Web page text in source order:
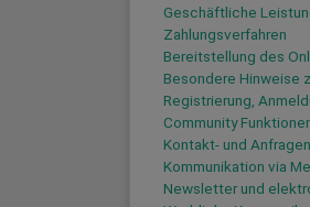
Geschäftliche
Zahlungsverfahren
Bereitstellung des
Besondere Hinweise
Registrierung,
Community
Kontakt- und
Kommunikation via
Newsletter und